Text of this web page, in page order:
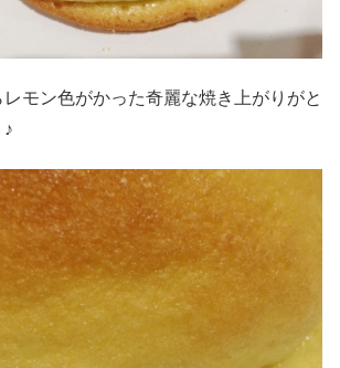
レモン色がかった奇麗な焼き上がりがと